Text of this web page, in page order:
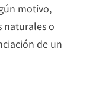
motivo,
naturales o
de un